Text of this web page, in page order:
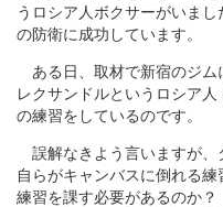
うロシア人ボクサーがいま
の防衛に成功しています。
ある日、取材で新宿のジム
レクサンドルというロシア
の練習をしているのです。
誤解なきよう言いますが、
自らがキャンバスに倒れる
練習を課す必要があるのか